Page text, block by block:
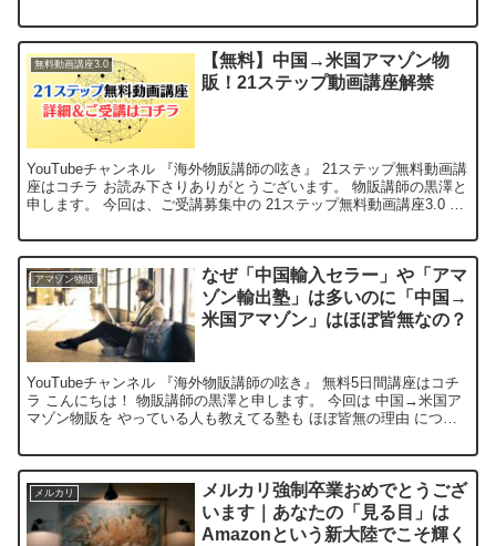
無料動画講座3.0
【無料】中国→米国アマゾン物
販！21ステップ動画講座解禁
YouTubeチャンネル 『海外物販講師の呟き』 21ステップ無料動画講
座はコチラ お読み下さりありがとうございます。 物販講師の黒澤と
申します。 今回は、ご受講募集中の 21ステップ無料動画講座3.0 海
アマゾン物販
なぜ「中国輸入セラー」や「アマ
ゾン輸出塾」は多いのに「中国→
米国アマゾン」はほぼ皆無なの？
YouTubeチャンネル 『海外物販講師の呟き』 無料5日間講座はコチ
ラ こんにちは！ 物販講師の黒澤と申します。 今回は 中国→米国ア
マゾン物販を やっている人も教えてる塾も ほぼ皆無の理由 につい
メルカリ
メルカリ強制卒業おめでとうござ
います｜あなたの「見る目」は
Amazonという新大陸でこそ輝く